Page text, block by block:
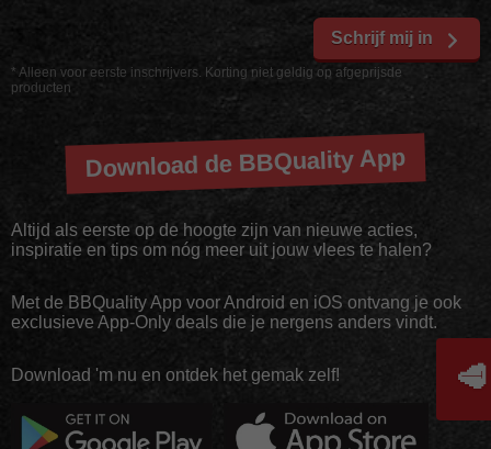
* Alleen voor eerste inschrijvers. Korting niet geldig op afgeprijsde
producten
Schrijf mij in
Download de BBQuality App
Altijd als eerste op de hoogte zijn van nieuwe acties,
inspiratie en tips om nóg meer uit jouw vlees te halen?
Met de BBQuality App voor Android en iOS ontvang je ook
exclusieve App-Only deals die je nergens anders vindt.
Download 'm nu en ontdek het gemak zelf! 🥩